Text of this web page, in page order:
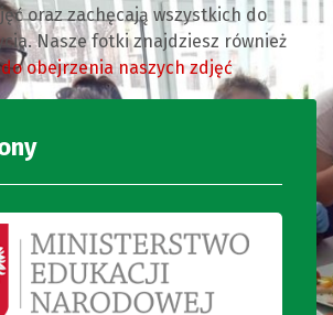
oraz zachęcają wszystkich do
Nasze fotki znajdziesz również
obejrzenia naszych zdjęć